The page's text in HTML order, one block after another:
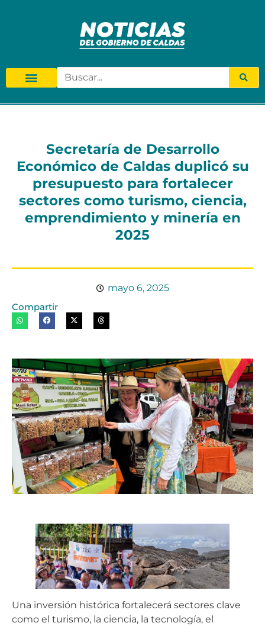
Secretaría de Desarrollo
Económico de Caldas duplicó su
presupuesto para fortalecer
sectores como turismo, ciencia,
emprendimiento y minería en
2025
mayo 6, 2025
Compartir
Una inversión histórica fortalecerá sectores clave
como el turismo, la ciencia, la tecnología, el